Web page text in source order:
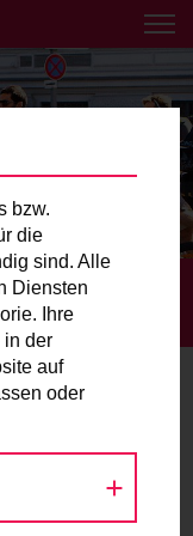
Nähe aus!
und
finden Sie die
Schreiben Sie
bzw.
die
sind. Alle
Diensten
Ihre
in der
auf
oder